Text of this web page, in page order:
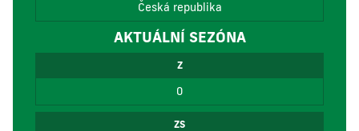
Česká republika
AKTUÁLNÍ SEZÓNA
Z
0
ZS